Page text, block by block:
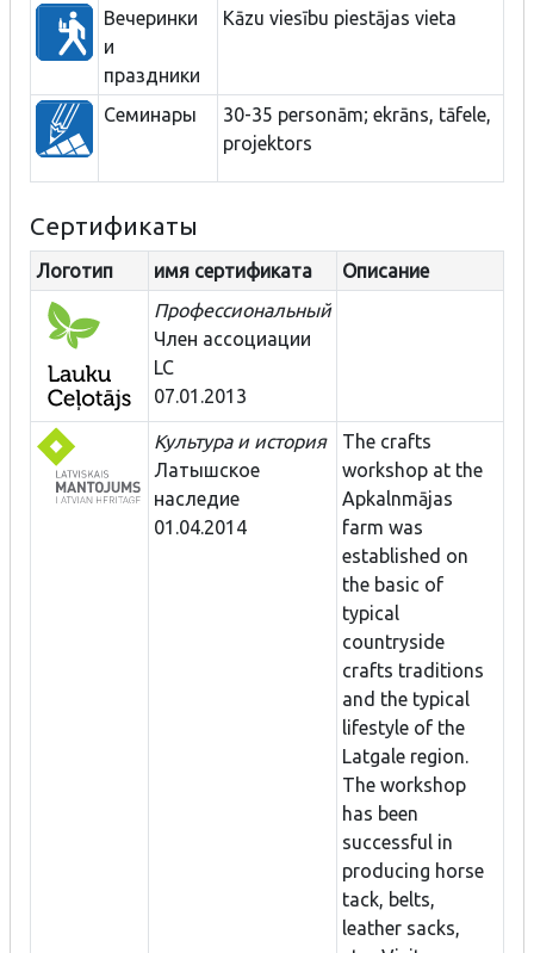
Вечеринки
и
праздники
Kāzu viesību piestājas vieta
Семинары
30-35 personām; ekrāns, tāfele,
projektors
Сертификаты
Логотип имя сертификата
Описание
Профессиональный
Член ассоциации
LC
07.01.2013
Культура и история
Латышское
наследие
01.04.2014
The crafts
workshop at the
Apkalnmājas
farm was
established on
the basic of
typical
countryside
crafts traditions
and the typical
lifestyle of the
Latgale region.
The workshop
has been
successful in
producing horse
tack, belts,
leather sacks,